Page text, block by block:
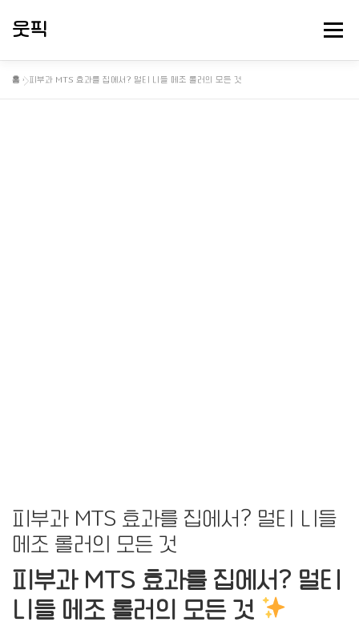
웃픽 메뉴
홈 »피부과 MTS 효과를 집에서? 멀티 니들 메조 롤러의 모든 것
피부과 MTS 효과를 집에서? 멀티 니들
메조 롤러의 모든 것
피부과 MTS 효과를 집에서? 멀티
니들 메조 롤러의 모든 것